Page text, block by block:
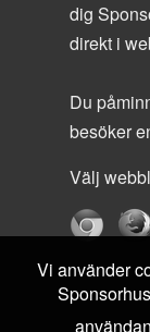
dig
direkt i
Du
besöker
Välj
Vi använder